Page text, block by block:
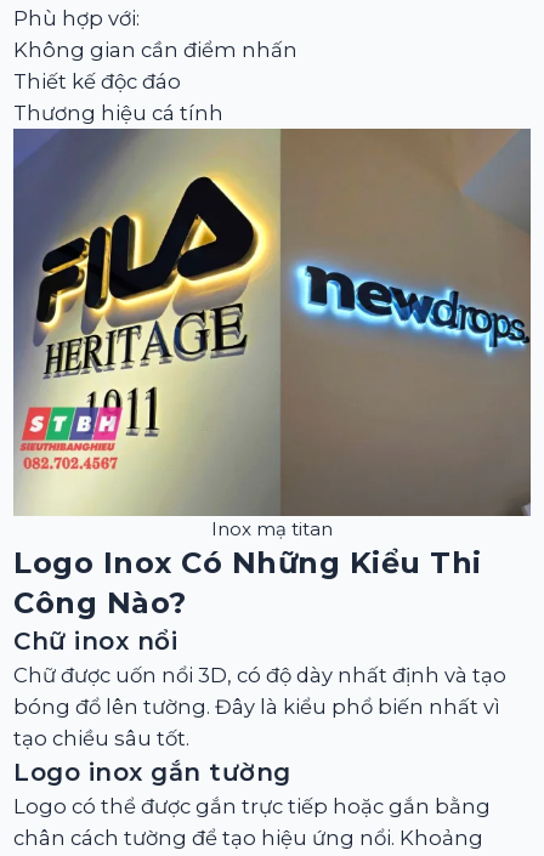
Phù hợp với:
Không gian cần điểm nhấn
Thiết kế độc đáo
Thương hiệu cá tính
Inox mạ titan
Logo Inox Có Những Kiểu Thi
Công Nào?
Chữ inox nổi
Chữ được uốn nổi 3D, có độ dày nhất định và tạo
bóng đổ lên tường. Đây là kiểu phổ biến nhất vì
tạo chiều sâu tốt.
Logo inox gắn tường
Logo có thể được gắn trực tiếp hoặc gắn bằng
chân cách tường để tạo hiệu ứng nổi. Khoảng